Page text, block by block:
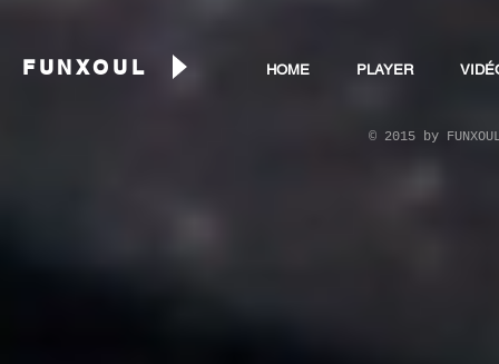
FUNXOUL HOME PLAYER
© 2015 by